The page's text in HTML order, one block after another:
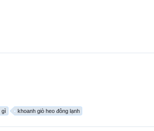
gì khoanh giò heo đông lạnh